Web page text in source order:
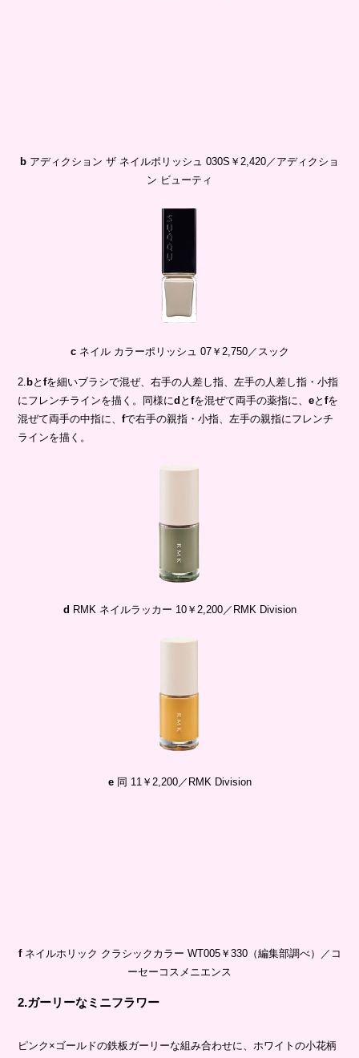
b アディクション ザ ネイルポリッシュ 030S￥2,420／アディクショ
ン ビューティ
cネイル カラーポリッシュ 07￥2,750／スック
2. bとfを細いブラシで混ぜ、右手の人差し指、左手の人差し指・小指
にフレンチラインを描く。同様にd とfを混ぜて両手の薬指に、eとfを
混ぜて両手の中指に、fで右手の親指・小指、左手の親指にフレンチ
ラインを描く。
d RMK ネイルラッカー 10￥2,200／RMK Division
e同 11￥2,200／RMK Division
fネイルホリック クラシックカラー WT005￥330（編集部調べ）／コ
ーセーコスメニエンス
2.ガーリーなミニフラワー
ピンク×ゴールドの鉄板ガーリーな組み合わせに、ホワイトの小花柄